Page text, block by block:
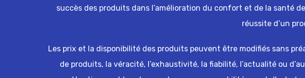
succès des produits dans l’amélioration du confort et de la santé
réussite d’un
Les prix et la disponibilité des produits peuvent être modifiés sans
de produits, la véracité, l’exhaustivité, la fiabilité, l’actualité ou